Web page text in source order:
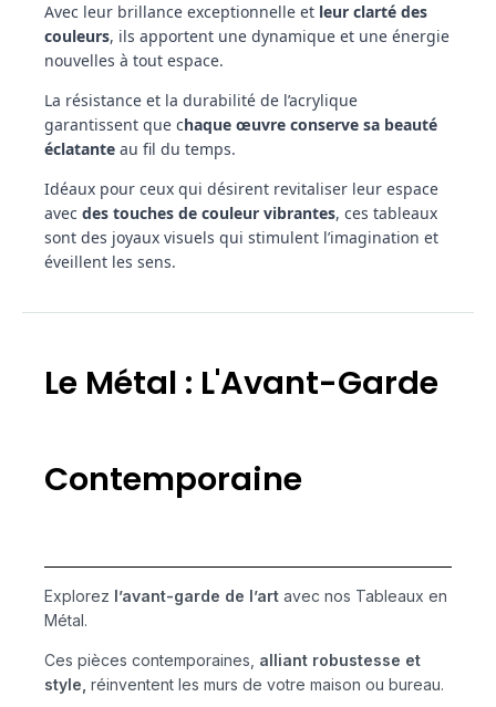
Avec leur brillance exceptionnelle et leur clarté des
couleurs, ils apportent une dynamique et une énergie
nouvelles à tout espace.
La résistance et la durabilité de l’acrylique
garantissent que chaque œuvre conserve sa beauté
éclatante au fil du temps.
Idéaux pour ceux qui désirent revitaliser leur espace
avec des touches de couleur vibrantes, ces tableaux
sont des joyaux visuels qui stimulent l’imagination et
éveillent les sens.
Le Métal : L'Avant-Garde
Contemporaine
Explorez l’avant-garde de l’art avec nos Tableaux en
Métal.
Ces pièces contemporaines, alliant robustesse et
style, réinventent les murs de votre maison ou bureau.